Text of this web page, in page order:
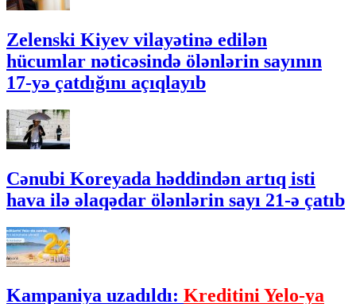
Zelenski Kiyev vilayətinə edilən
hücumlar nəticəsində ölənlərin sayının
17-yə çatdığını açıqlayıb
Cənubi Koreyada həddindən artıq isti
hava ilə əlaqədar ölənlərin sayı 21-ə çatıb
Kampaniya uzadıldı: Kreditini Yelo-ya